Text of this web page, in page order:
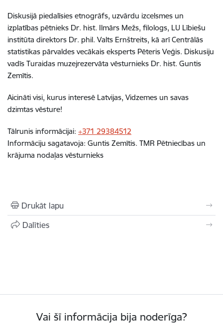
Diskusijā piedalīsies etnogrāfs, uzvārdu izcelsmes un
izplatības pētnieks Dr. hist. Ilmārs Mežs, filologs, LU Lībiešu
institūta direktors Dr. phil. Valts Ernštreits, kā arī Centrālās
statistikas pārvaldes vecākais eksperts Pēteris Veģis. Diskusiju
vadīs Turaidas muzejrezervāta vēsturnieks Dr. hist. Guntis
Zemītis.
Aicināti visi, kurus interesē Latvijas, Vidzemes un savas
dzimtas vēsture!
Tālrunis informācijai: +371 29384512
Informāciju sagatavoja: Guntis Zemītis. TMR Pētniecības un
krājuma nodaļas vēsturnieks
Drukāt lapu
Dalīties
Vai šī informācija bija noderīga?